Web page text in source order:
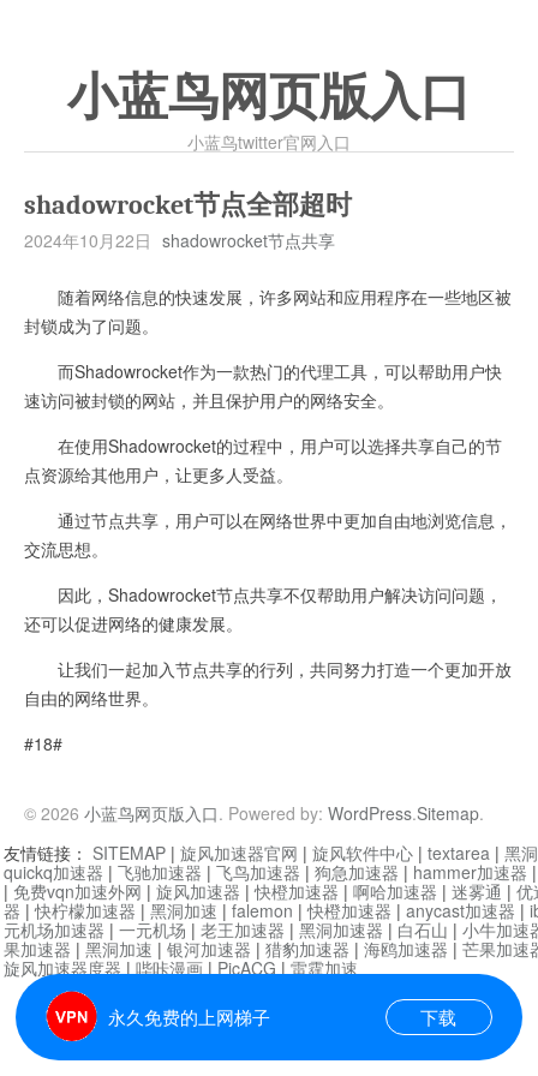
小蓝鸟网页版入口
小蓝鸟twitter官网入口
shadowrocket节点全部超时
2024年10月22日 shadowrocket节点共享
随着网络信息的快速发展，许多网站和应用程序在一些地区被
封锁成为了问题。
而Shadowrocket作为一款热门的代理工具，可以帮助用户快
速访问被封锁的网站，并且保护用户的网络安全。
在使用Shadowrocket的过程中，用户可以选择共享自己的节
点资源给其他用户，让更多人受益。
通过节点共享，用户可以在网络世界中更加自由地浏览信息，
交流思想。
因此，Shadowrocket节点共享不仅帮助用户解决访问问题，
还可以促进网络的健康发展。
让我们一起加入节点共享的行列，共同努力打造一个更加开放
自由的网络世界。
#18#
© 2026 小蓝鸟网页版入口. Powered by: WordPress.Sitemap.
永久免费的上网梯子 下载
友情链接： SITEMAP | 旋风加速器官网 | 旋风软件中心 | textarea | 黑
quickq加速器 | 飞驰加速器 | 飞鸟加速器 | 狗急加速器 | hammer加速器
| 免费vqn加速外网 | 旋风加速器 |快橙加速器 | 啊哈加速器 | 迷雾通 | 优
器 |快柠檬加速器 | 黑洞加速 | falemon |快橙加速器 | anycast加速器 |
元机场加速器 | 一元机场 | 老王加速器 | 黑洞加速器 | 白石山 | 小牛加速
果加速器 | 黑洞加速 | 银河加速器 | 猎豹加速器 | 海鸥加速器 | 芒果加速
旋风加速器度器|哔咔漫画|PicACG|雷霆加速